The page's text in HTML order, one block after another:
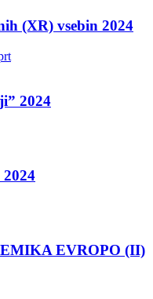
(XR) vsebin 2024
2024
EVROPO (II)